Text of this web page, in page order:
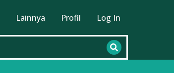
Lainnya Profil Log In